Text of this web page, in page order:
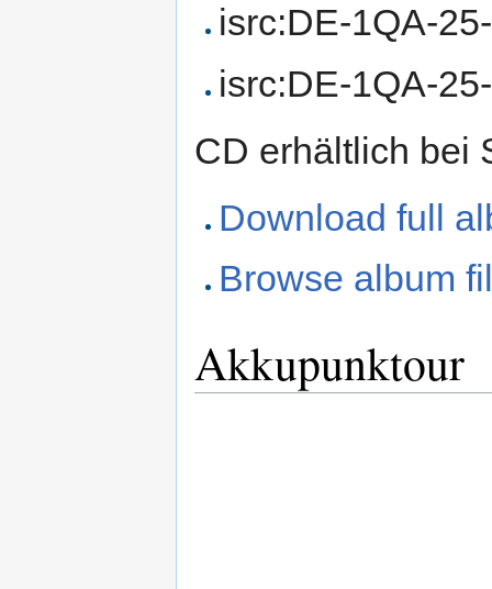
isrc:DE-1QA-
isrc:DE-1QA-
CD erhältlich bei
Download full
Browse album
Akkupunktour